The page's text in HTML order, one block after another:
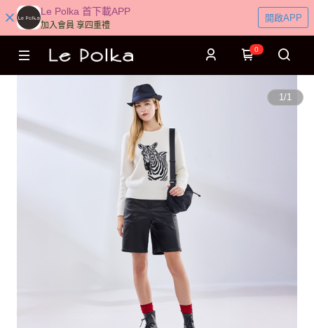
Le Polka 首下載APP
加入會員 享四重禮
開啟APP
0
1/1